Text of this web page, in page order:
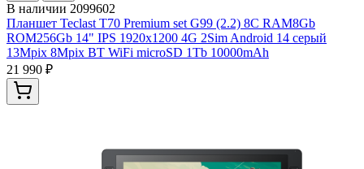
В наличии 2099602
Планшет Teclast T70 Premium set G99 (2.2) 8C RAM8Gb
ROM256Gb 14" IPS 1920x1200 4G 2Sim Android 14 серый
13Mpix 8Mpix BT WiFi microSD 1Tb 10000mAh
21 990 ₽